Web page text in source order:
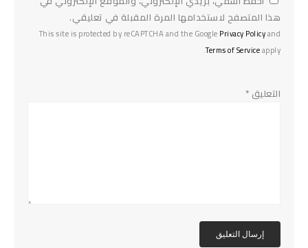
هذا المتصفح لاستخدامها المرة المقبلة في تعليقي.
This site is protected by reCAPTCHA and the Google Privacy Policyand
Terms of Serviceapply.
التعليق *